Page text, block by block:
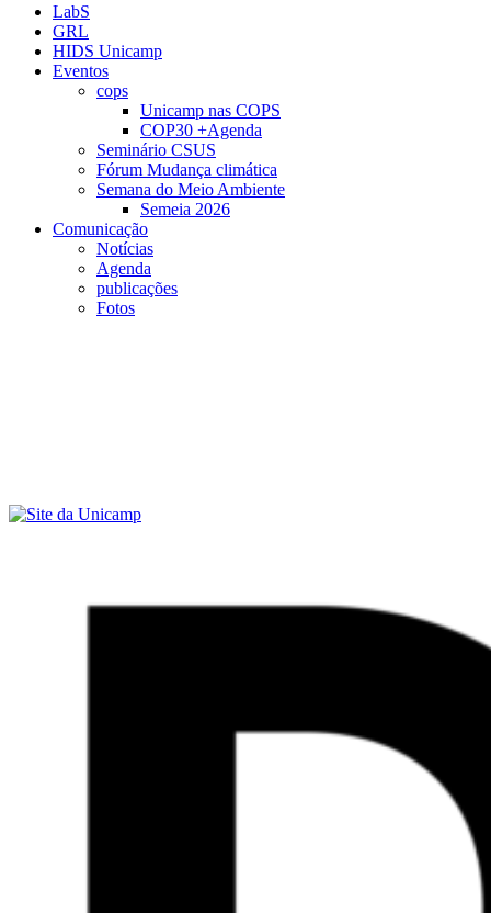
LabS
GRL
HIDS Unicamp
Eventos
cops
Unicamp nas COPS
COP30 +Agenda
Seminário CSUS
Fórum Mudança climática
Semana do Meio Ambiente
Semeia 2026
Comunicação
Notícias
Agenda
publicações
Fotos